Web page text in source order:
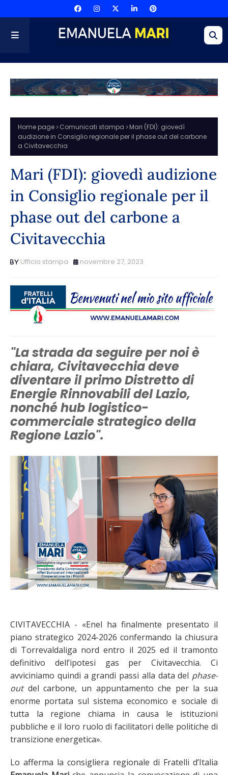
Home page Comunicati stampa
Mari (FDI): giovedì
audizione in Consiglio regionale per il phase out del carbone
a Civitavecchia
Mari (FDI): giovedì audizione
in Consiglio regionale per il
phase out del carbone a
Civitavecchia
Ufficio stampa novembre 27, 2023
"La strada da seguire per noi è
chiara, Civitavecchia deve
diventare il primo Distretto di
Energie Rinnovabili del Lazio,
nonché hub logistico-
commerciale strategico della
Regione Lazio".
CIVITAVECCHIA - «Enel ha finalmente presentato il
piano strategico 2024-2026 confermando la chiusura
di Torrevaldaliga nord entro il 2025 ed il tramonto
definitivo dell’ipotesi gas per Civitavecchia. Ci
avviciniamo quindi a grandi passi alla data del phase-
outdel carbone, un appuntamento che per la sua
enorme portata sul sistema economico e sociale di
tutta la regione chiama in causa le istituzioni
pubbliche e il loro ruolo di facilitatori delle politiche di
transizione energetica».
Lo afferma la consigliera regionale di Fratelli d’Italia